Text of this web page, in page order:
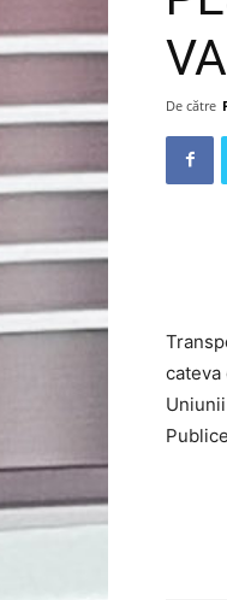
De către